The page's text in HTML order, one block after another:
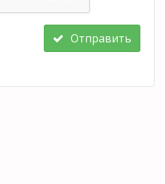
Отправить